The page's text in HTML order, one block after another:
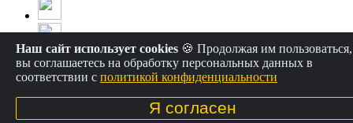
Единая справочная, 2010-2025г. ©
Наш сайт использует cookies 🍪 Продолжая им пользоваться,
вы соглашаетесь на обработку персональных данных в
соответствии с политикой конфиденциальности
Я согласен